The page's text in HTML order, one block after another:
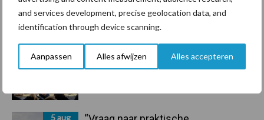
and services development, precise geolocation data, and
identification through device scanning.
Aanpassen Alles afwijzen Alles accepteren
marktaandeel groeien in krimpende
Nederlandse markt
6 aug
Tien praktische tips voor een
5 aug